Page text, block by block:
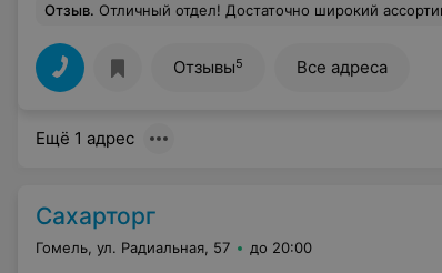
Отзыв. Отличный отдел! Достаточно широкий ассортимент, чтобы каждый нашел что-то по своему вкусу. Да
Отзывы5 Все адреса
Ещё 1 адрес
Сахарторг
Гомель, ул. Радиальная, 57 до 20:00